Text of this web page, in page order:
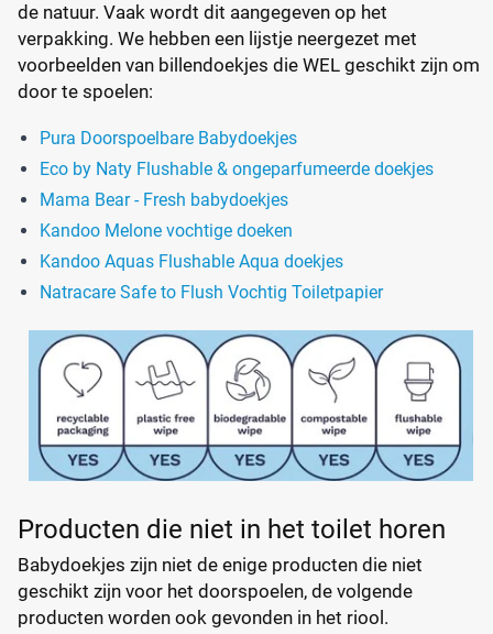
de natuur. Vaak wordt dit aangegeven op het
verpakking. We hebben een lijstje neergezet met
voorbeelden van billendoekjes die WEL geschikt zijn om
door te spoelen:
Pura Doorspoelbare Babydoekjes
Eco by Naty Flushable & ongeparfumeerde doekjes
Mama Bear - Fresh babydoekjes
Kandoo Melone vochtige doeken
Kandoo Aquas Flushable Aqua doekjes
Natracare Safe to Flush Vochtig Toiletpapier
Producten die niet in het toilet horen
Babydoekjes zijn niet de enige producten die niet
geschikt zijn voor het doorspoelen, de volgende
producten worden ook gevonden in het riool.